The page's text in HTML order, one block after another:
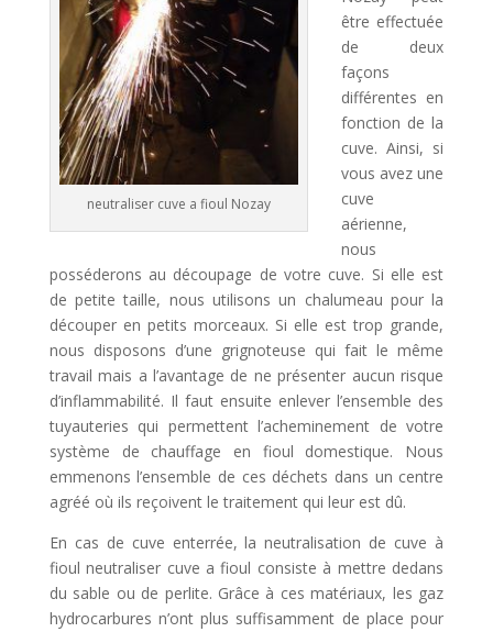
neutraliser cuve a fioul Nozay
être effectuée
de deux
façons
différentes en
fonction de la
cuve. Ainsi, si
vous avez une
cuve
aérienne,
nous
posséderons au découpage de votre cuve. Si elle est
de petite taille, nous utilisons un chalumeau pour la
découper en petits morceaux. Si elle est trop grande,
nous disposons d’une grignoteuse qui fait le même
travail mais a l’avantage de ne présenter aucun risque
d’inflammabilité. Il faut ensuite enlever l’ensemble des
tuyauteries qui permettent l’acheminement de votre
système de chauffage en fioul domestique. Nous
emmenons l’ensemble de ces déchets dans un centre
agréé où ils reçoivent le traitement qui leur est dû.
En cas de cuve enterrée, la neutralisation de cuve à
fioul neutraliser cuve a fioul consiste à mettre dedans
du sable ou de perlite. Grâce à ces matériaux, les gaz
hydrocarbures n’ont plus suffisamment de place pour